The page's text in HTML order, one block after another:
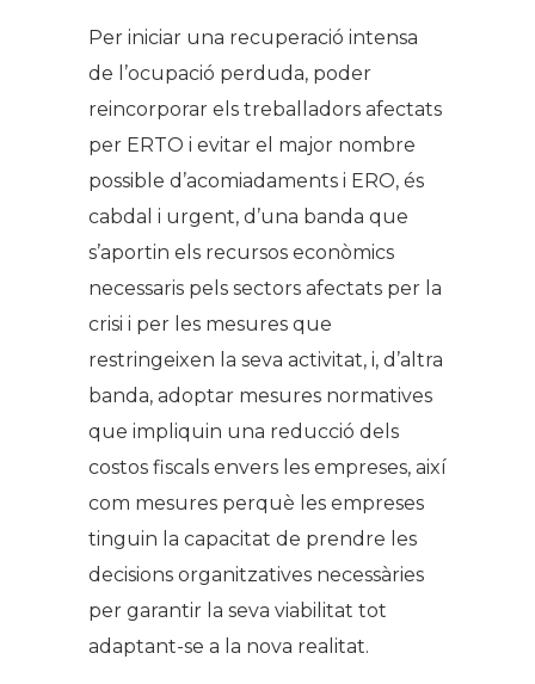
Per iniciar una recuperació intensa
de l’ocupació perduda, poder
reincorporar els treballadors afectats
per ERTO i evitar el major nombre
possible d’acomiadaments i ERO, és
cabdal i urgent, d’una banda que
s’aportin els recursos econòmics
necessaris pels sectors afectats per la
crisi i per les mesures que
restringeixen la seva activitat, i, d’altra
banda, adoptar mesures normatives
que impliquin una reducció dels
costos fiscals envers les empreses, així
com mesures perquè les empreses
tinguin la capacitat de prendre les
decisions organitzatives necessàries
per garantir la seva viabilitat tot
adaptant-se a la nova realitat.